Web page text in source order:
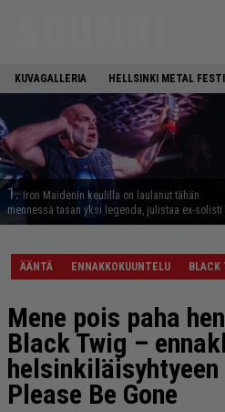
KUVAGALLERIA HELLSINKI METAL
1. Iron Maidenin keulilla on laulanut tähän
mennessä tasan yksi legenda, julistaa ex-solisti
ÄÄNTÄ ENNAKKOKUUNTELU BLACK
Mene pois paha
Black Twig –
Please Be Gone